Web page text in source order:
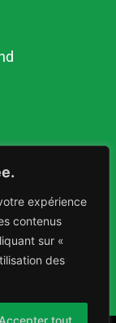
expérience
contenus
sur «
des
Accepter tout